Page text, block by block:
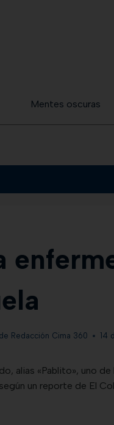
Mentes oscuras
Redacción Cima 360 14
alias «Pablito», uno
un reporte de El